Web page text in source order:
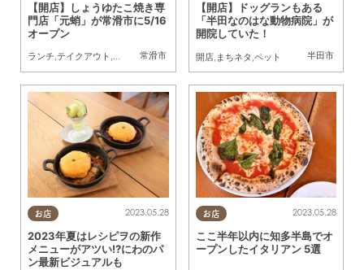
常滑市
【開店】しょうゆたこ焼き専
門店「元蛸」が常滑市に5/16
オープン
ランチ,テイクアウト ,開店 親子 半田市
【開店】ドッグランもある
「半田なのはな動物病院」が
開院していた！
開店, まちネタ ペット
お店 2023.05.28
2023年夏はレシピヲの新作
メニューがアツい!?にわのパ
ン最新ビジュアルも
お店 2023.05.28
ここ半年以内に知多半島でオ
ープンしたイタリアン 5選